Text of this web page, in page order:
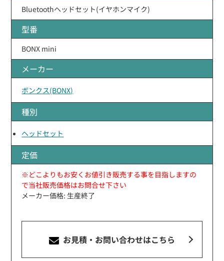
Bluetoothヘッドセット(イヤホンマイク)
型番
BONX mini
メーカー
ボンクス(BONX)
種別
ヘッドセット
定価
※どこよりもお安くお値引き販売する事を目指しますの
で当社販売価格はお問合せ下さい
メーカー価格: 生産終了
お見積・お問い合わせはこちら